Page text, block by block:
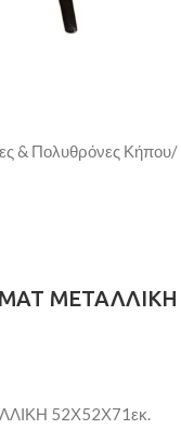
& Πολυθρόνες Κήπου/
ΜΕΤΑΛΛΙΚΗ
52Χ52Χ71εκ.